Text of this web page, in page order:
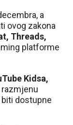
a
ovog zakona
Threads,
platforme
Kidsa,
razmjenu
biti dostupne